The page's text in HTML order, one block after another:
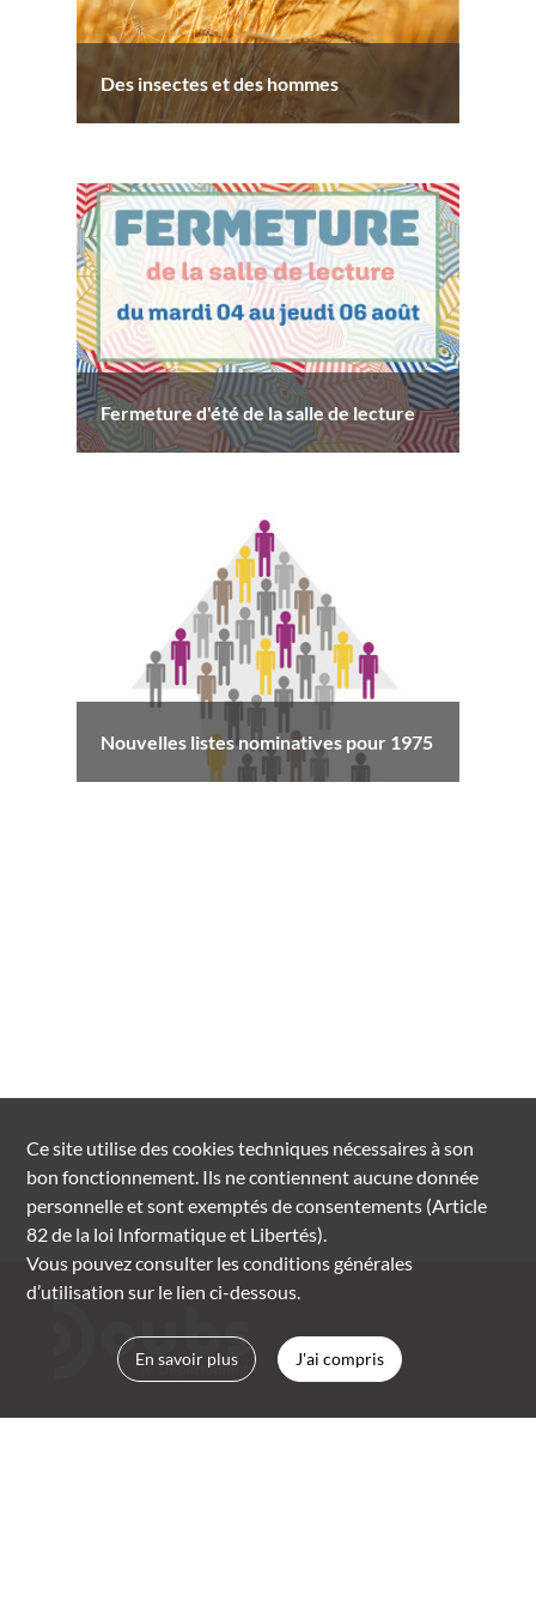
Des insectes et des hommes
Fermeture d'été de la salle de lecture
Nouvelles listes nominatives pour 1975
Ce site utilise descookiestechniques nécessaires à son
bon fonctionnement. Ils ne contiennent aucune donnée
personnelle et sont exemptés de consentements (Article
82 de la loi Informatique et Libertés).
Vous pouvez consulter les conditions générales
d’utilisation sur le lien ci-dessous.
En savoir plus J'ai compris